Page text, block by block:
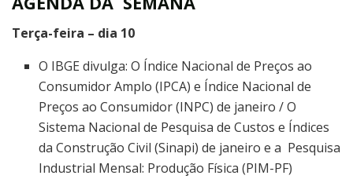
Terça-feira – dia 10
O IBGE divulga: O Índice Nacional de Preços ao
Consumidor Amplo (IPCA) e Índice Nacional de
Preços ao Consumidor (INPC) de janeiro / O
Sistema Nacional de Pesquisa de Custos e Índices
da Construção Civil (Sinapi) de janeiro e a Pesquisa
Industrial Mensal: Produção Física (PIM-PF)